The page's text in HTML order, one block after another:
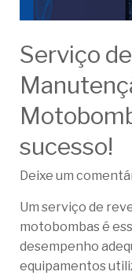
Serviço
sucesso!
Deixe um
Um serviço de
motobombas é
desempenho
equipamentos